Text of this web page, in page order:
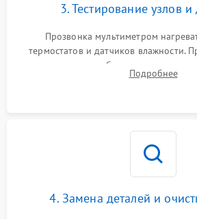
3. Тестирование узлов и
Прозвонка мультиметром
термостатов и датчиков влажности.
конденсатора, обмоток мотора и
тепловым насосом — диагностика
Подробнее
4. Замена деталей и